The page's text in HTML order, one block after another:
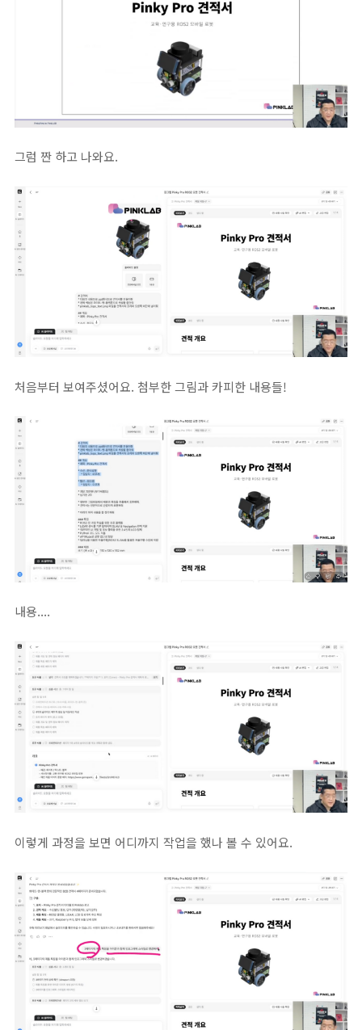
그럼 짠 하고 나와요.
처음부터 보여주셨어요. 첨부한 그림과 카피한 내용들!
내용....
이렇게 과정을 보면 어디까지 작업을 했나 볼 수 있어요.